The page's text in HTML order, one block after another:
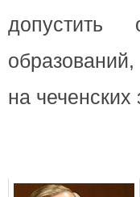
допустить
на чеченских